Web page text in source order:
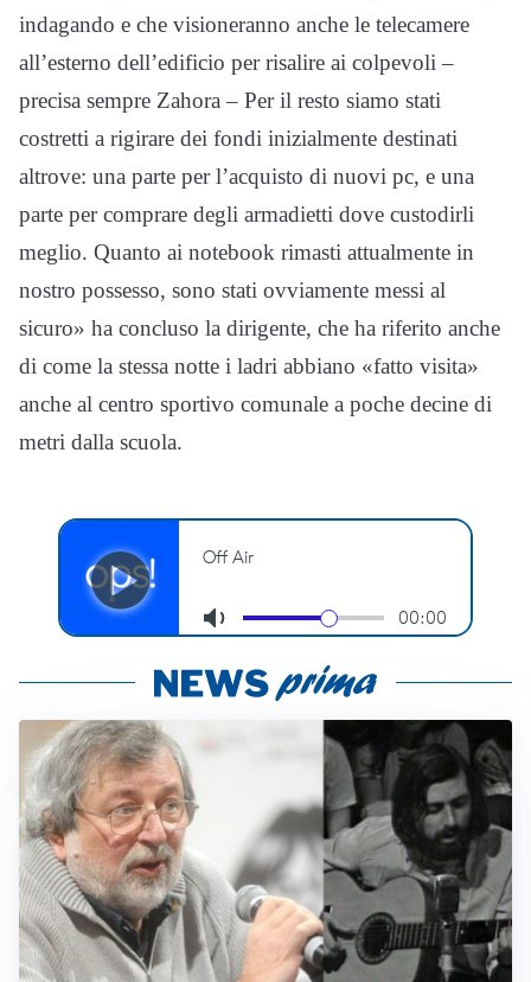
indagando e che visioneranno anche le telecamere
all’esterno dell’edificio per risalire ai colpevoli –
precisa sempre Zahora – Per il resto siamo stati
costretti a rigirare dei fondi inizialmente destinati
altrove: una parte per l’acquisto di nuovi pc, e una
parte per comprare degli armadietti dove custodirli
meglio. Quanto ai notebook rimasti attualmente in
nostro possesso, sono stati ovviamente messi al
sicuro» ha concluso la dirigente, che ha riferito anche
di come la stessa notte i ladri abbiano «fatto visita»
anche al centro sportivo comunale a poche decine di
metri dalla scuola.